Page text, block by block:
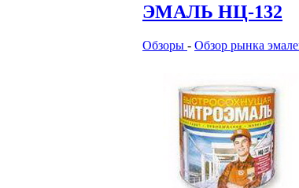
ЭМАЛЬ НЦ-132
Обзоры - Обзор рынка